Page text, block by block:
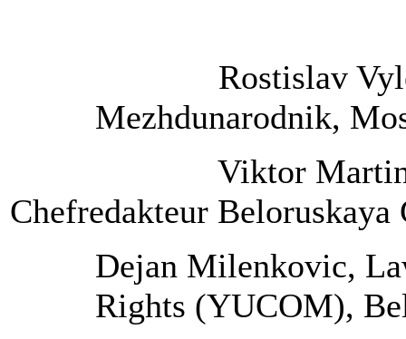
Rostislav
Mezhdunarodnik,
Viktor
Chefredakteur Beloruskaya
Dejan Milenkovic,
Rights (YUCOM),